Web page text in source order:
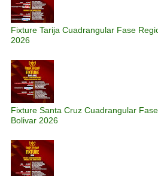
Fixture Tarija Cuadrangular Fase
2026
Fixture Santa Cruz Cuadrangular
Bolivar 2026